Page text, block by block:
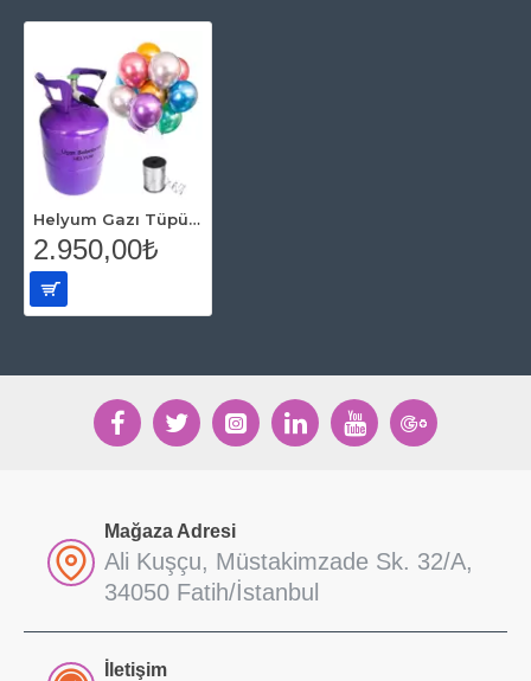
Helyum Gazı Tüpü 2.2 lt (20 Adet Parlak Metalik Balon Hediye)
2.950,00₺
Mağaza Adresi
Ali Kuşçu, Müstakimzade Sk. 32/A,
34050 Fatih/İstanbul
İletişim